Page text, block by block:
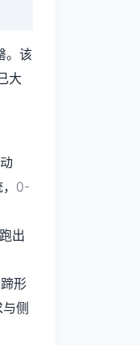
。该
大
，0-
出
形
侧